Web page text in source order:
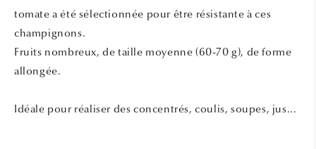
tomate a été sélectionnée pour être résistante à ces
champignons.
Fruits nombreux, de taille moyenne (60-70 g), de forme
allongée.
Idéale pour réaliser des concentrés, coulis, soupes, jus...